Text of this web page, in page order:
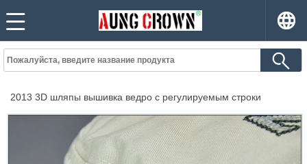
2013 3D шляпы вышивка ведро с регулируемым строки